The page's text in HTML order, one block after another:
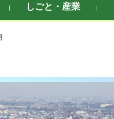
しごと・産業